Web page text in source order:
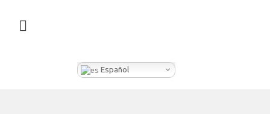
Español